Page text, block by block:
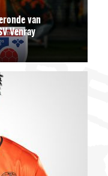
van
Venray